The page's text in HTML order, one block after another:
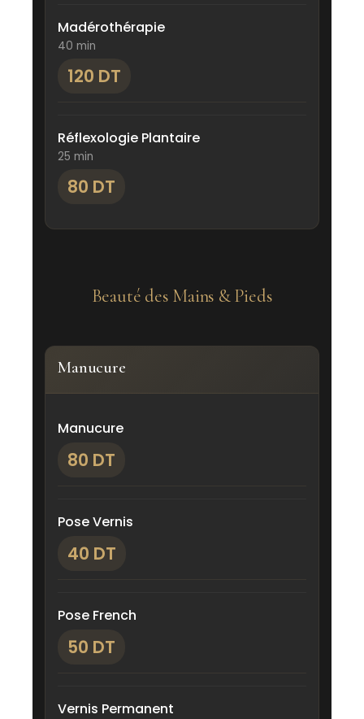
Madérothérapie
40 min
120 DT
Réflexologie Plantaire
25 min
80 DT
Beauté des Mains & Pieds
Manucure
Manucure
80 DT
Pose Vernis
40 DT
Pose French
50 DT
Vernis Permanent